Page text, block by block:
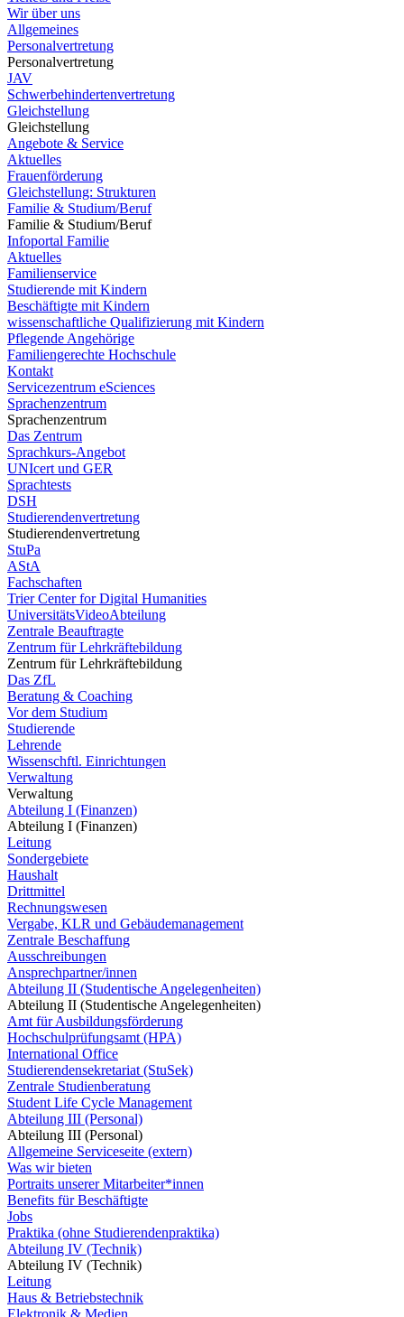
Wir über uns
Allgemeines
Personalvertretung
Personalvertretung
JAV
Schwerbehindertenvertretung
Gleichstellung
Gleichstellung
Angebote & Service
Aktuelles
Frauenförderung
Gleichstellung: Strukturen
Familie & Studium/Beruf
Familie & Studium/Beruf
Infoportal Familie
Aktuelles
Familienservice
Studierende mit Kindern
Beschäftigte mit Kindern
wissenschaftliche Qualifizierung mit Kindern
Pflegende Angehörige
Familiengerechte Hochschule
Kontakt
Servicezentrum eSciences
Sprachenzentrum
Sprachenzentrum
Das Zentrum
Sprachkurs-Angebot
UNIcert und GER
Sprachtests
DSH
Studierendenvertretung
Studierendenvertretung
StuPa
AStA
Fachschaften
Trier Center for Digital Humanities
UniversitätsVideoAbteilung
Zentrale Beauftragte
Zentrum für Lehrkräftebildung
Zentrum für Lehrkräftebildung
Das ZfL
Beratung & Coaching
Vor dem Studium
Studierende
Lehrende
Wissenschftl. Einrichtungen
Verwaltung
Verwaltung
Abteilung I (Finanzen)
Abteilung I (Finanzen)
Leitung
Sondergebiete
Haushalt
Drittmittel
Rechnungswesen
Vergabe, KLR und Gebäudemanagement
Zentrale Beschaffung
Ausschreibungen
Ansprechpartner/innen
Abteilung II (Studentische Angelegenheiten)
Abteilung II (Studentische Angelegenheiten)
Amt für Ausbildungsförderung
Hochschulprüfungsamt (HPA)
International Office
Studierendensekretariat (StuSek)
Zentrale Studienberatung
Student Life Cycle Management
Abteilung III (Personal)
Abteilung III (Personal)
Allgemeine Serviceseite (extern)
Was wir bieten
Portraits unserer Mitarbeiter*innen
Benefits für Beschäftigte
Jobs
Praktika (ohne Studierendenpraktika)
Abteilung IV (Technik)
Abteilung IV (Technik)
Leitung
Haus & Betriebstechnik
Elektronik & Medien